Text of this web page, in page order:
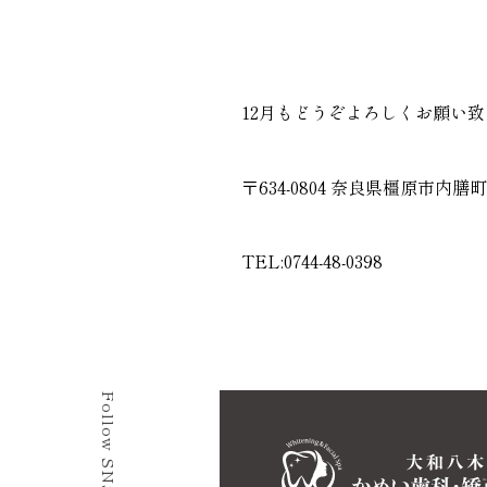
12月もどうぞよろしくお願い
〒634-0804 奈良県橿原市内膳
TEL:0744-48-0398
Follow SNS